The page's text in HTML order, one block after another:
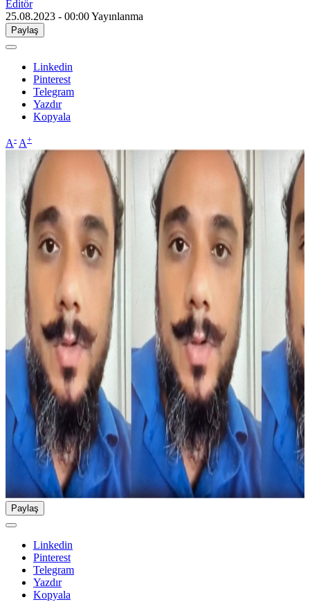
Editör
25.08.2023 - 00:00Yayınlanma
Paylaş
Linkedin
Pinterest
Telegram
Yazdır
Kopyala
A- A+
Paylaş
Linkedin
Pinterest
Telegram
Yazdır
Kopyala